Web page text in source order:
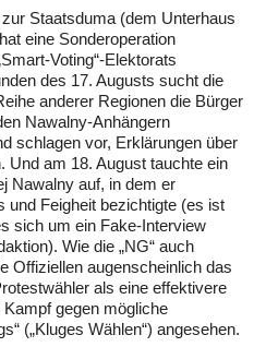
Staatsduma (dem Unterhaus
eine Sonderoperation
Voting“-Elektorats
des 17. Augusts sucht die
anderer Regionen die Bürger
Nawalny-Anhängern
schlagen vor, Erklärungen über
Und am 18. August tauchte ein
Nawalny auf, in dem er
und Feigheit bezichtigte (es ist
sich um ein Fake-Interview
Wie die „NG“ auch
Offiziellen augenscheinlich das
als eine effektivere
gegen mögliche
(„Kluges Wählen“) angesehen.